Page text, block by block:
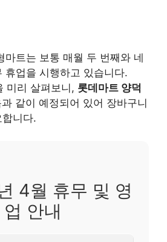
마트는 보통 매월 두 번째와 네
휴업을 시행하고 있습니다.
미리 살펴보니, 롯데마트 양덕
같이 예정되어 있어 장바구니
니다.
4월 휴무 및 영
업 안내